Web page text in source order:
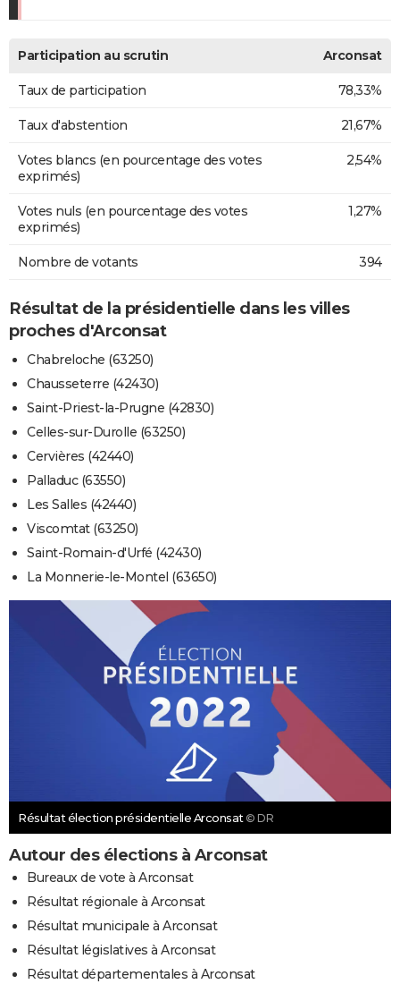
Participation au scrutin Arconsat
Taux de participation 78,33%
Taux d'abstention 21,67%
Votes blancs (en pourcentage des votes
exprimés)
2,54%
Votes nuls (en pourcentage des votes
exprimés)
1,27%
Nombre de votants 394
Résultat de la présidentielle dans les villes
proches d'Arconsat
Chabreloche (63250)
Chausseterre (42430)
Saint-Priest-la-Prugne (42830)
Celles-sur-Durolle (63250)
Cervières (42440)
Palladuc (63550)
Les Salles (42440)
Viscomtat (63250)
Saint-Romain-d'Urfé (42430)
La Monnerie-le-Montel (63650)
Résultat élection présidentielle Arconsat © DR
Autour des élections à Arconsat
Bureaux de vote à Arconsat
Résultat régionale à Arconsat
Résultat municipale à Arconsat
Résultat législatives à Arconsat
Résultat départementales à Arconsat